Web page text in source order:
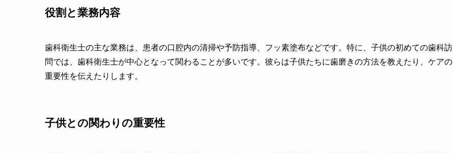
役割と業務内容
歯科衛生士の主な業務は、患者の口腔内の清掃や予防指導、フッ素塗布などです。特に、子供の初めての歯科訪
問では、歯科衛生士が中心となって関わることが多いです。彼らは子供たちに歯磨きの方法を教えたり、ケアの
重要性を伝えたりします。
子供との関わりの重要性